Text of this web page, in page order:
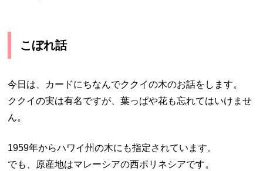
こぼれ話
今日は、カードにちなんでククイの木のお話をします。
ククイの実は有名ですが、葉っぱや花も忘れてはいけませ
ん。
1959年からハワイ州の木にも指定されています。
でも、原産地はマレーシアの西ポリネシアです。